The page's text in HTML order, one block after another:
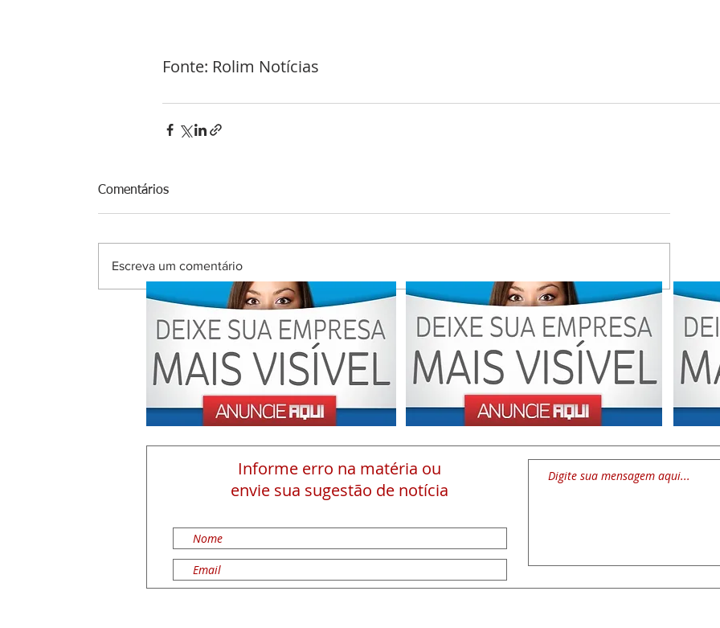
Fonte: Rolim Notícias
Comentários
Escreva um comentário
Informe erro na matéria ou
envie sua sugestão de notícia